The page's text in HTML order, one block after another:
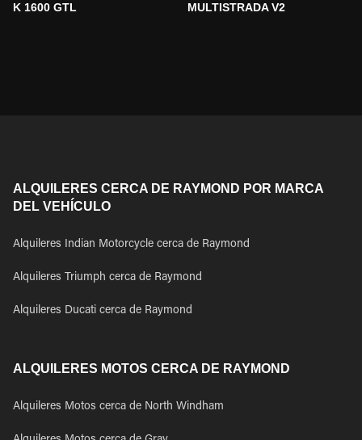
K 1600 GTL MULTISTRADA V2
ALQUILERES CERCA DE RAYMOND POR MARCA
DEL VEHÍCULO
Alquileres Indian Motorcycle cerca de Raymond
Alquileres Triumph cerca de Raymond
Alquileres Ducati cerca de Raymond
ALQUILERES MOTOS CERCA DE RAYMOND
Alquileres Motos cerca de North Windham